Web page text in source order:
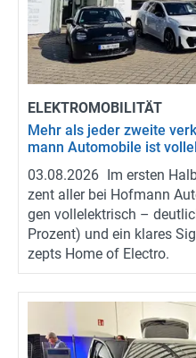
ELEK­TRO­MO­BI­LI­TÄT
Mehr als jeder zwei­te
mann Au­to­mo­bi­le ist
03.08.2026 Im ers­ten
zent aller bei Hof­mann
gen voll­elek­trisch –
Pro­zent) und ein kla­res
zepts Home of Elec­tro.